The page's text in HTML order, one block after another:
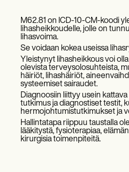
Procedure Codes
Superbill-malli
SOAP-muistiinpanomalli
Hoitosuunnitelman malli
Informed Consent Form
Social Work Treatment Plans
DAR Note Template
Patient Visit Summary Template
Help Center
Demos
Training Hub
Webinars
Switch to Carepatron
M62.81 on ICD-10-CM-koodi
lihasheikkoudelle, jolle on
lihasvoima.
Se voidaan kokea useissa
Yleistynyt lihasheikkous voi
olevista terveysolosuhteista,
häiriöt, lihashäiriöt,
systeemiset sairaudet.
Diagnoosiin liittyy usein
tutkimus ja diagnostiset testit,
hermojohtumistutkimukset ja
Hallintatapa riippuu taustalla
lääkitystä, fysioterapiaa,
kirurgisia toimenpiteitä.